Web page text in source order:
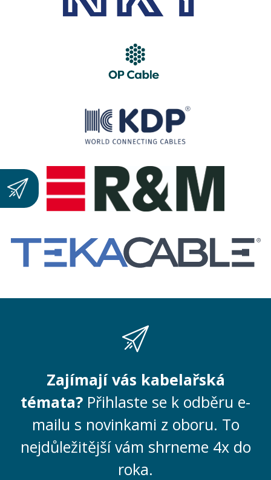
Zajímají vás kabelařská
témata? Přihlaste se k odběru e-
mailu s novinkami z oboru. To
nejdůležitější vám shrneme 4x do
roka.